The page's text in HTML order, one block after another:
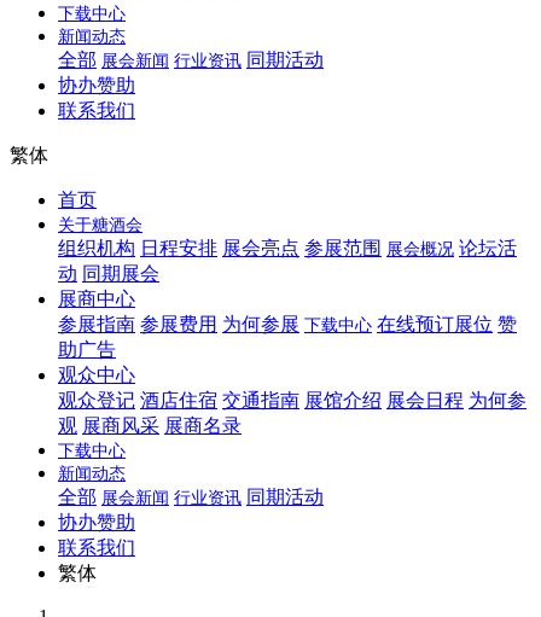
下载中心
新闻动态
全部 展会新闻 行业资讯 同期活动
协办赞助
联系我们
繁体
首页
关于糖酒会
组织机构 日程安排 展会亮点 参展范围 展会概况 论坛活
动 同期展会
展商中心
参展指南 参展费用 为何参展 下载中心 在线预订展位 赞
助广告
观众中心
观众登记 酒店住宿 交通指南 展馆介绍 展会日程 为何参
观 展商风采 展商名录
下载中心
新闻动态
全部 展会新闻 行业资讯 同期活动
协办赞助
联系我们
繁体